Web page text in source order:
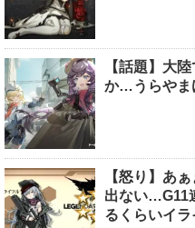
【話題】大
か…うらやま
【怒り】あ
出ない…G11
るくらいイ